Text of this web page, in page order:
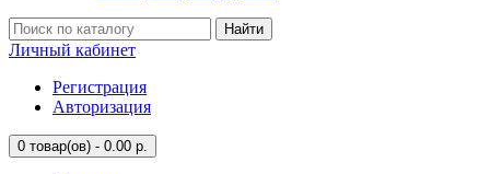
Найти
Личный кабинет
Регистрация
Авторизация
0 товар(ов) - 0.00 р.